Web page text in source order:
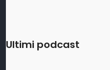
Ultimi podcast